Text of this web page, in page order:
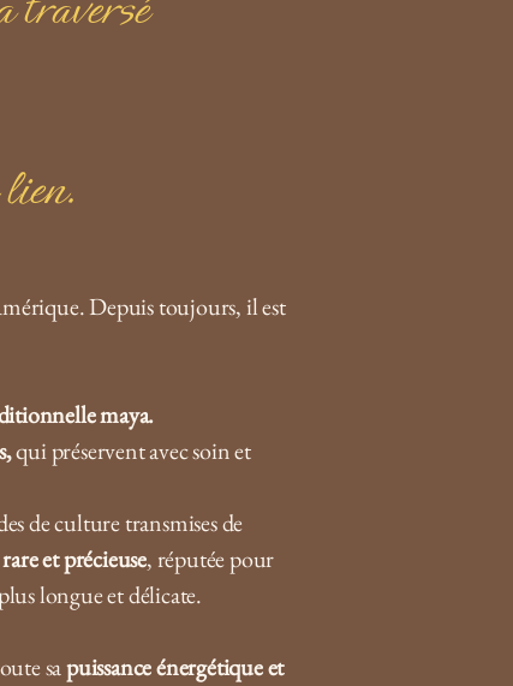
Depuis toujours, il est
maya.
qui préservent avec soin et
de culture transmises de
et précieuse, réputée pour
longue et délicate.
sapuissance énergétique et